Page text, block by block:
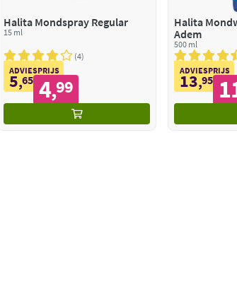
Halita Mondspray Regular
15 ml
4
ADVIESPRIJS
5,65 4,99
Halita
Adem
500 ml
ADVIESPRIJS
13,95